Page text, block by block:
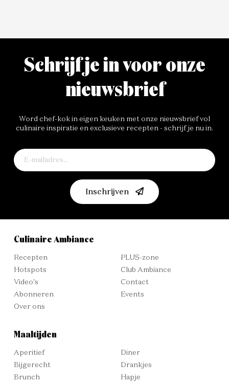
Schrijf je in voor onze
nieuwsbrief
Word chef-kok in eigen keuken met onze nieuwsbrief vol
culinaire inspiratie en exclusieve recepten - schrijf je nu in.
Inschrijven
Culinaire Ambiance
Recepten
Hotspots
Video's
Abonneren
Over ons
PLUS-zone
Club Ambiance
Contact
Events
Maaltijden
Aperitief
Bijgerecht
Brunch
Diner
Drankjes
Hapje